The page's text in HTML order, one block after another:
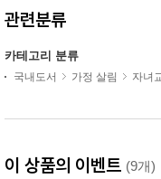
관련분류
카테고리 분류
국내도서 가정 살림 자녀
이 상품의 이벤트 (9개)